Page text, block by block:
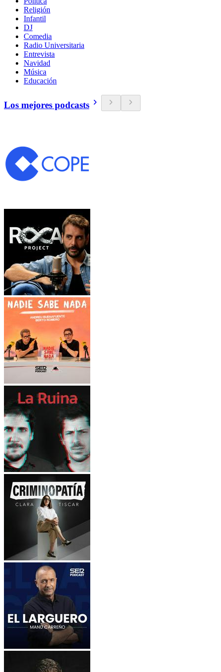
Religión
Infantil
DJ
Comedia
Radio Universitaria
Entrevista
Navidad
Música
Educación
Los mejores podcasts